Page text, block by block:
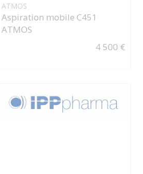
ATMOS
Aspiration mobile C451
ATMOS
4 500 €